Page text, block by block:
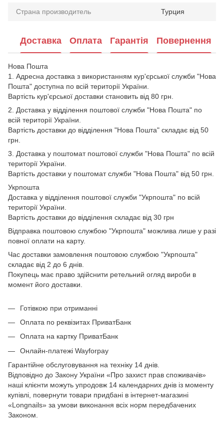
Страна производитель Турция
Доставка Оплата Гарантія Повернення
Нова Пошта
1. Адресна доставка з використанням кур'єрської служби "Нова
Пошта" доступна по всій території України.
Вартість кур'єрської доставки становить від 80 грн.
2. Доставка у відділення поштової служби "Нова Пошта" по
всій території України.
Вартість доставки до відділення "Нова Пошта" складає від 50
грн.
3. Доставка у поштомат поштової служби "Нова Пошта" по всій
території України.
Вартість доставки у поштомат служби "Нова Пошта" від 50 грн.
Укрпошта
Доставка у відділення поштової служби "Укрпошта" по всій
території України.
Вартість доставки до відділення складає від 30 грн
Відправка поштовою службою "Укрпошта" можлива лише у разі
повної оплати на карту.
Час доставки замовлення поштовою службою "Укрпошта"
складає від 2 до 6 днів.
Покупець має право здійснити ретельний огляд вироби в
момент його доставки.
Готівкою при отриманні
Оплата по реквізитах ПриватБанк
Оплата на картку ПриватБанк
Онлайн-платежі Wayforpay
Гарантійне обслуговування на техніку 14 днів.
Відповідно до Закону України «Про захист прав споживачів»
наші клієнти можуть упродовж 14 календарних днів із моменту
купівлі, повернути товари придбані в інтернет-магазині
«Longnails» за умови виконання всіх норм передбачених
Законом.